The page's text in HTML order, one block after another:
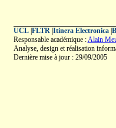
UCL| FLTR| Itinera Electronica|
Responsable académique :Alain
Analyse, design et réalisation
Dernière mise à jour : 29/09/2005